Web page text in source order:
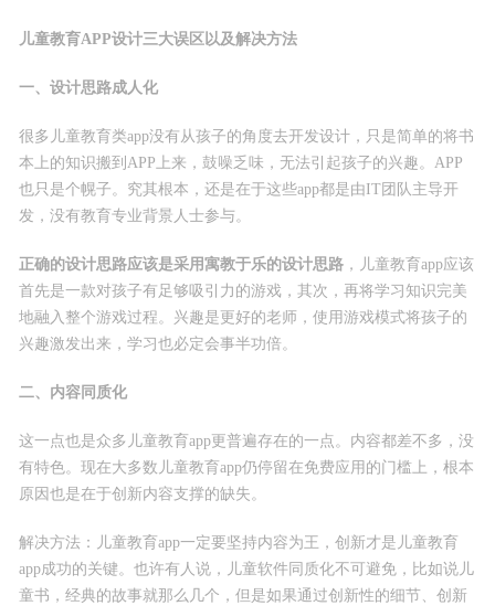
儿童教育APP设计三大误区以及解决方法
一、设计思路成人化
很多儿童教育类app没有从孩子的角度去开发设计，只是简单的将书
本上的知识搬到APP上来，鼓噪乏味，无法引起孩子的兴趣。APP
也只是个幌子。究其根本，还是在于这些app都是由IT团队主导开
发，没有教育专业背景人士参与。
正确的设计思路应该是采用寓教于乐的设计思路 ，儿童教育app应该
首先是一款对孩子有足够吸引力的游戏，其次，再将学习知识完美
地融入整个游戏过程。兴趣是更好的老师，使用游戏模式将孩子的
兴趣激发出来，学习也必定会事半功倍。
二、内容同质化
这一点也是众多儿童教育app更普遍存在的一点。内容都差不多，没
有特色。现在大多数儿童教育app仍停留在免费应用的门槛上，根本
原因也是在于创新内容支撑的缺失。
解决方法：儿童教育app一定要坚持内容为王，创新才是儿童教育
app成功的关键。也许有人说，儿童软件同质化不可避免，比如说儿
童书，经典的故事就那么几个，但是如果通过创新性的细节、创新